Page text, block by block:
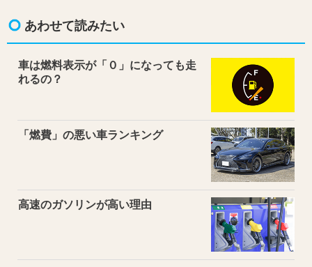
あわせて読みたい
車は燃料表示が「０」になっても走
れるの？
「燃費」の悪い車ランキング
高速のガソリンが高い理由